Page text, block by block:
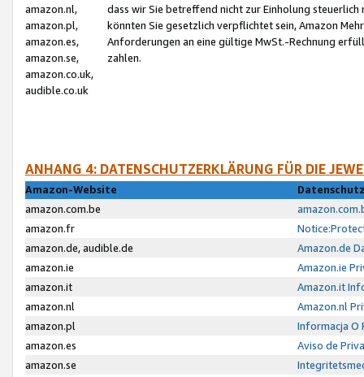
amazon.nl,
amazon.pl,
amazon.es,
amazon.se,
amazon.co.uk,
audible.co.uk
dass wir Sie betreffend nicht zur Einholung
könnten Sie gesetzlich verpflichtet sein, Amazon
Anforderungen an eine gültige MwSt.-Rechnung
zahlen.
ANHANG 4: DATENSCHUTZERKLÄRUNG FÜR DIE
Amazon-Website
amazon.com.be
amazon.fr
amazon.de, audible.de
Amazon.de
amazon.ie
Amazon.ie
amazon.it
Amazon.it
amazon.nl
Amazon.nl
amazon.pl
Informacja O
amazon.es
Aviso de
amazon.se